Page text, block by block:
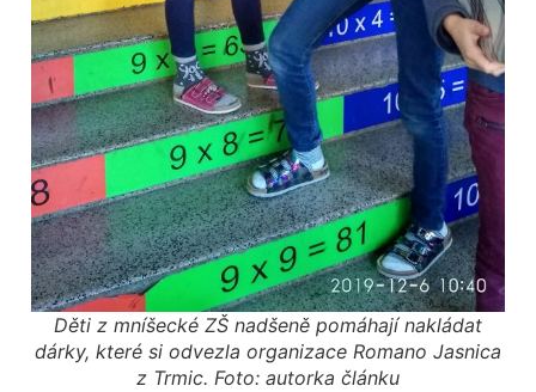
Děti z mníšecké ZŠ nadšeně pomáhají nakládat
dárky, které si odvezla organizace Romano Jasnica
z Trmic. Foto: autorka článku